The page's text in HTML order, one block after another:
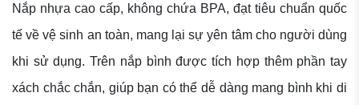
Nắp nhựa cao cấp, không chứa BPA, đạt tiêu chuẩn quốc
tế về vệ sinh an toàn, mang lại sự yên tâm cho người dùng
khi sử dụng. Trên nắp bình được tích hợp thêm phần tay
xách chắc chắn, giúp bạn có thể dễ dàng mang bình khi di